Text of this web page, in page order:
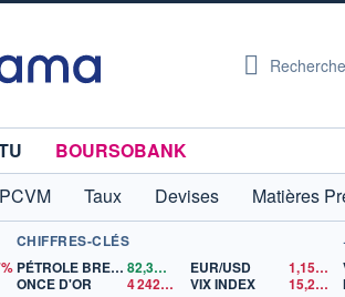
BOURSOBANK
Taux Devises Matières
CHIFFRES-CLÉS
PÉTROLE BRENT
82,37$US
ONCE D'OR
4 242,06 $US
EUR/USD 1,1524
VIX INDEX
15,27